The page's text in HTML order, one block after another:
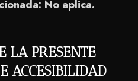
No aplica.
LA PRESENTE
ACCESIBILIDAD